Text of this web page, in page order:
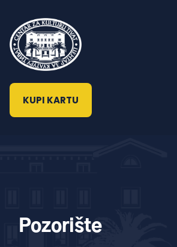
KUPI KARTU
Pozorište